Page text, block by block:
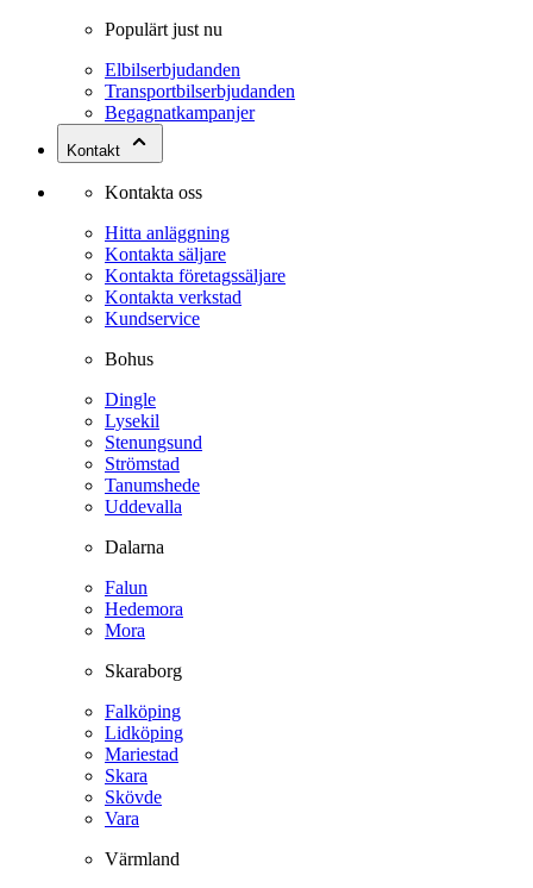
Populärt just nu
Elbilserbjudanden
Transportbilserbjudanden
Begagnatkampanjer
Kontakt
Kontakta oss
Hitta anläggning
Kontakta säljare
Kontakta företagssäljare
Kontakta verkstad
Kundservice
Bohus
Dingle
Lysekil
Stenungsund
Strömstad
Tanumshede
Uddevalla
Dalarna
Falun
Hedemora
Mora
Skaraborg
Falköping
Lidköping
Mariestad
Skara
Skövde
Vara
Värmland